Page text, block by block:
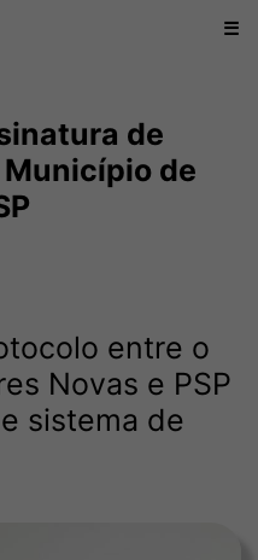
☰
de
de
entre o
Novas e PSP
sistema de